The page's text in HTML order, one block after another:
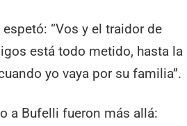
“Vos y el traidor de
está todo metido, hasta la
yo vaya por su familia”.
a Bufelli fueron más allá: